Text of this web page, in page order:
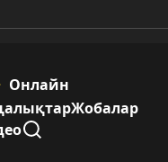
Онлайн
Жобалар